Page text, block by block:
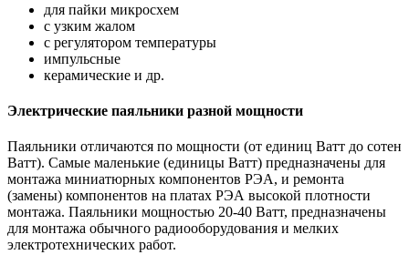
для пайки микросхем
с узким жалом
с регулятором температуры
импульсные
керамические и др.
Электрические паяльники разной мощности
Паяльники отличаются по мощности (от единиц Ватт до сотен
Ватт). Самые маленькие (единицы Ватт) предназначены для
монтажа миниатюрных компонентов РЭА, и ремонта
(замены) компонентов на платах РЭА высокой плотности
монтажа. Паяльники мощностью 20-40 Ватт, предназначены
для монтажа обычного радиооборудования и мелких
электротехнических работ.